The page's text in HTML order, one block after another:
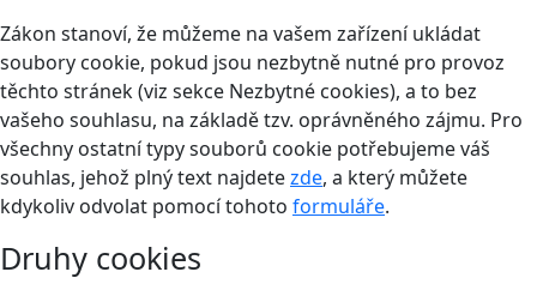
Zákon stanoví, že můžeme na vašem zařízení ukládat
soubory cookie, pokud jsou nezbytně nutné pro provoz
těchto stránek (viz sekce Nezbytné cookies), a to bez
vašeho souhlasu, na základě tzv. oprávněného zájmu. Pro
všechny ostatní typy souborů cookie potřebujeme váš
souhlas, jehož plný text najdetezde, a který můžete
kdykoliv odvolat pomocí tohoto formuláře.
Druhy cookies